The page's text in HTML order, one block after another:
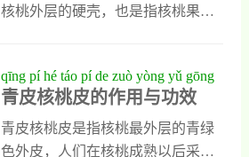
吃新鲜核桃仁时，都会把这层表皮
小编就教大家几个小窍门，让大家
轻松去掉新鲜核桃仁的外皮。1、开
水浸泡法平时人们在取出新鲜的核
桃仁以后，可以把它放在沸水中浸
核桃外层的硬壳，也是指核桃果仁
与作用，其实核桃壳的作用还真不
少，能治疗多种疾病，一会我就把
它的作用与食用方法全部写出来
家，让大家看看核桃壳的作用有哪
qīng pí hé táo pí de zuò yòng yǔ gōng
xiào
青皮核桃皮的作用与功效
青皮核桃皮是指核桃最外层的青绿
色外皮，人们在核桃成熟以后采摘